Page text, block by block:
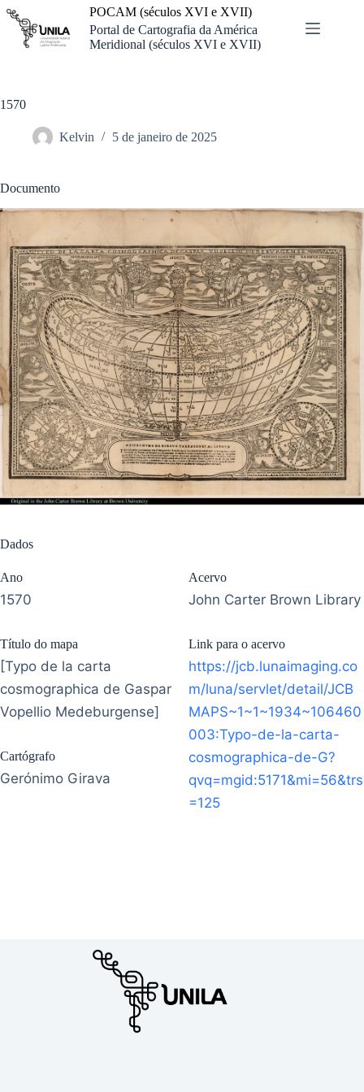
Pular
para
conteúdo
POCAM (séculos XVI e XVII)
Portal de Cartografia da América
Meridional (séculos XVI e XVII)
1570
Kelvin 5 de janeiro de 2025
Documento
Dados
Ano
1570
Título do mapa
[Typo de la carta
cosmographica de Gaspar
Vopellio Medeburgense]
Cartógrafo
Gerónimo Girava
Acervo
John Carter Brown Library
Link para o acervo
https://jcb.lunaimaging.co
m/luna/servlet/detail/JCB
MAPS~1~1~1934~106460
003:Typo-de-la-carta-
cosmographica-de-G?
qvq=mgid:5171&mi=56&trs
=125